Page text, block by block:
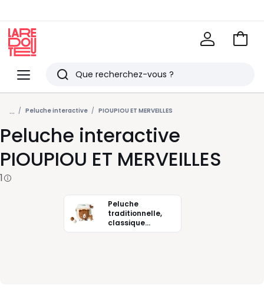
Menu
Redoute
Rechercher
Derniers
articles
vus
Voir
... Peluche interactive PIOUPIOU ET MERVEILLES
Peluche interactive
PIOUPIOU ET MERVEILLES
1
Peluche
traditionnelle,
classique
Pioupiou et